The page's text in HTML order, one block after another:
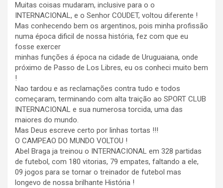
Muitas coisas mudaram, inclusive para o o
INTERNACIONAL, e o Senhor COUDET, voltou diferente !
Mas conhecendo bem os argentinos, pois minha profissão
numa época dificil de nossa história, fez com que eu
fosse exercer
minhas funções á época na cidade de Uruguaiana, onde
próximo de Passo de Los Libres, eu os conheci muito bem
!
Nao tardou e as reclamações contra tudo e todos
começaram, terminando com alta traição ao SPORT CLUB
INTERNACIONAL e sua numerosa torcida, uma das
maiores do mundo.
Mas Deus escreve certo por linhas tortas !!!
O CAMPEAO DO MUNDO VOLTOU !
Abel Braga ja treinou o INTERNACIONAL em 328 partidas
de futebol, com 180 vitorias, 79 empates, faltando a ele,
09 jogos para se tornar o treinador de futebol mas
longevo de nossa brilhante História !